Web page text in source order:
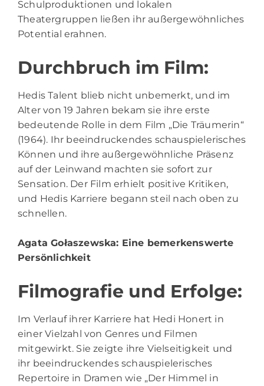
Schulproduktionen und lokalen
Theatergruppen ließen ihr außergewöhnliches
Potential erahnen.
Durchbruch im Film:
Hedis Talent blieb nicht unbemerkt, und im
Alter von 19 Jahren bekam sie ihre erste
bedeutende Rolle in dem Film „Die Träumerin“
(1964). Ihr beeindruckendes schauspielerisches
Können und ihre außergewöhnliche Präsenz
auf der Leinwand machten sie sofort zur
Sensation. Der Film erhielt positive Kritiken,
und Hedis Karriere begann steil nach oben zu
schnellen.
Agata Gołaszewska: Eine bemerkenswerte
Persönlichkeit
Filmografie und Erfolge:
Im Verlauf ihrer Karriere hat Hedi Honert in
einer Vielzahl von Genres und Filmen
mitgewirkt. Sie zeigte ihre Vielseitigkeit und
ihr beeindruckendes schauspielerisches
Repertoire in Dramen wie „Der Himmel in